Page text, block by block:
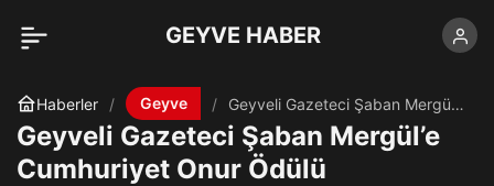
GEYVE HABER
Haberler Geyve
Geyveli Gazeteci Şaban Mergül’e
Cumhuriyet Onur Ödülü
Geyveli Gazeteci Şaban Mergül’e
Cumhuriyet Onur Ödülü